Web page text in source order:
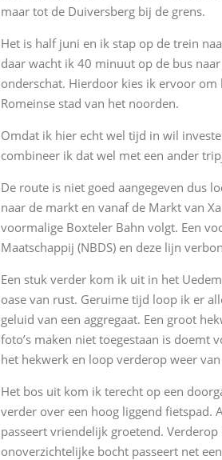
maar tot de Duiversberg bij de grens.
Het is half juni en ik stap op de trein
daar wacht ik 40 minuut op de bus
onderschat. Hierdoor kies ik ervoor
Romeinse stad van het noorden.
Omdat ik hier echt wel tijd in wil
combineer ik dat wel met een ander
De route is niet goed aangegeven dus
naar de markt en vanaf de Markt van
voormalige Boxteler Bahn volgt. Een
Maatschappij (NBDS) en deze lijn
Een stuk verder kom ik uit in het
oase van rust. Geruime tijd loop ik er
geluid van een aggregaat. Een groot
foto’s maken niet toegestaan is doemt
het hekwerk en loop verderop weer
Het bos uit kom ik terecht op een
verder over een hoog liggend fietspad.
passeert vriendelijk groetend.
onoverzichtelijke bocht passeert net